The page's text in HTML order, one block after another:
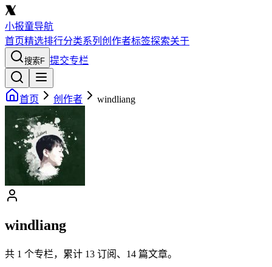
小报童导航
首页精选排行分类系列 创作者标签探索关于
搜索F 提交专栏
首页 创作者 windliang
windliang
共 1 个专栏，累计 13 订阅、 14 篇文章。